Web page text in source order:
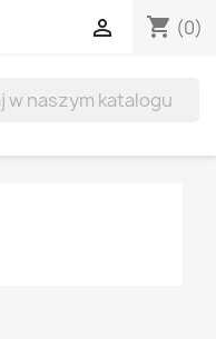
shopping_cart (0)
